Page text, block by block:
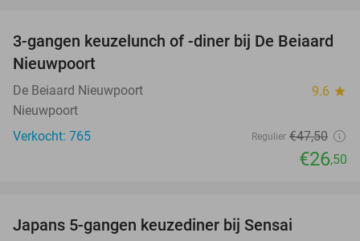
44%
3-gangen keuzelunch of -diner bij De Beiaard
Nieuwpoort
De Beiaard Nieuwpoort 9.6 star
Nieuwpoort
Verkocht: 765
Regulier €47,50
€26,50
Japans 5-gangen keuzediner bij Sensai